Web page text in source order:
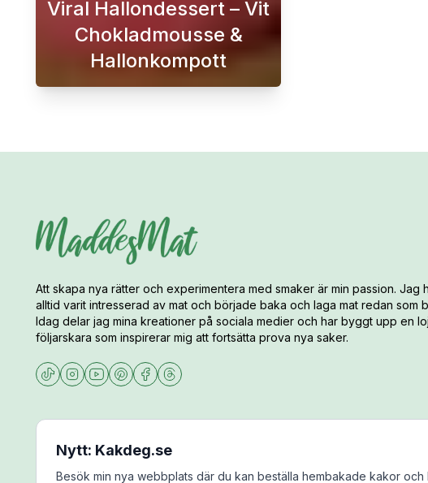
Viral Hallondessert – Vit
Chokladmousse &
Hallonkompott
Letar du efter en Raspberry Desert som
Att skapa nya rätter och experimentera med smaker är min passion. Jag
alltid varit intresserad av mat och började baka och laga mat redan som
Idag delar jag mina kreationer på sociala medier och har byggt upp en
följarskara som inspirerar mig att fortsätta prova nya saker.
Nytt: Kakdeg.se
Besök min nya webbplats där du kan beställa hembakade kakor